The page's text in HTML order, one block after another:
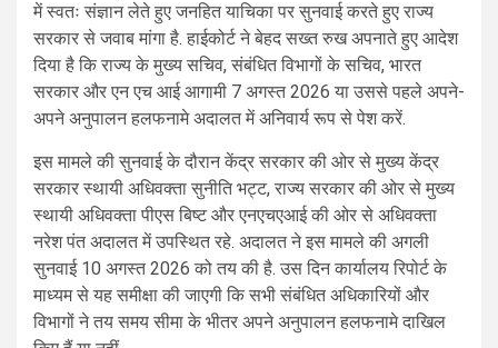
में स्वतः संज्ञान लेते हुए जनहित याचिका पर सुनवाई करते हुए राज्य
सरकार से जवाब मांगा है. हाईकोर्ट ने बेहद सख्त रुख अपनाते हुए आदेश
दिया है कि राज्य के मुख्य सचिव, संबंधित विभागों के सचिव, भारत
सरकार और एन एच आई आगामी 7 अगस्त 2026 या उससे पहले अपने-
अपने अनुपालन हलफनामे अदालत में अनिवार्य रूप से पेश करें.
इस मामले की सुनवाई के दौरान केंद्र सरकार की ओर से मुख्य केंद्र
सरकार स्थायी अधिवक्ता सुनीति भट्ट, राज्य सरकार की ओर से मुख्य
स्थायी अधिवक्ता पीएस बिष्ट और एनएचएआई की ओर से अधिवक्ता
नरेश पंत अदालत में उपस्थित रहे. अदालत ने इस मामले की अगली
सुनवाई 10 अगस्त 2026 को तय की है. उस दिन कार्यालय रिपोर्ट के
माध्यम से यह समीक्षा की जाएगी कि सभी संबंधित अधिकारियों और
विभागों ने तय समय सीमा के भीतर अपने अनुपालन हलफनामे दाखिल